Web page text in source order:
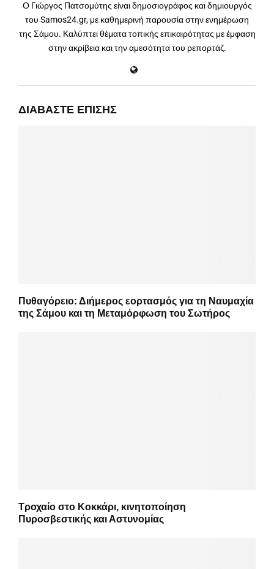
Ο Γιώργος Πατσομύτης είναι δημοσιογράφος και δημιουργός
του Samos24.gr, με καθημερινή παρουσία στην ενημέρωση
της Σάμου. Καλύπτει θέματα τοπικής επικαιρότητας με έμφαση
στην ακρίβεια και την αμεσότητα του ρεπορτάζ.
ΔΙΑΒΆΣΤΕ ΕΠΊΣΗΣ
Πυθαγόρειο: Διήμερος εορτασμός για τη Ναυμαχία
της Σάμου και τη Μεταμόρφωση του Σωτήρος
Τροχαίο στο Κοκκάρι, κινητοποίηση
Πυροσβεστικής και Αστυνομίας